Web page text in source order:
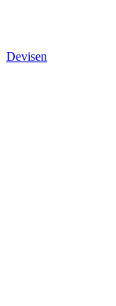
Devisen